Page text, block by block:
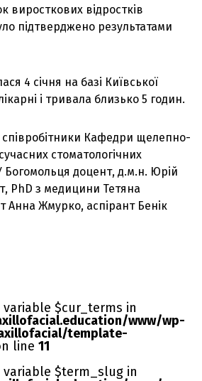
виросткових відростків
підтверджено результатами
4 січня на базі Київської
і тривала близько 5 годин.
Кафедри щелепно-
стоматологічних
Богомольця доцент, д.м.н. Юрій
PhD з медицини Тетяна
Анна Жмурко, аспірант Бенік
variable $cur_terms in
www/wp-
template-
line 11
variable $term_slug in